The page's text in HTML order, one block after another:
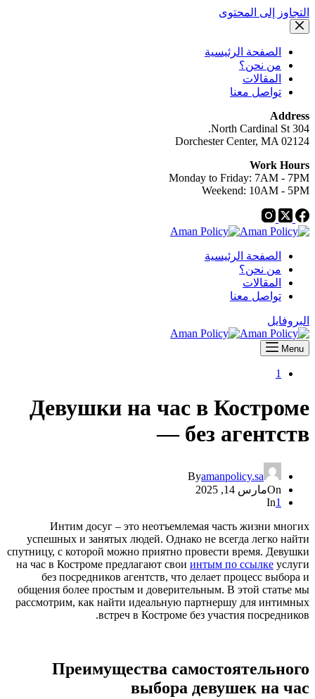
التجاوز إلى المحتوى
الصفحة الرئيسية
من نحن؟
المقالات
تواصل معنا
Address
304 North Cardinal St.
Dorchester Center, MA 02124
Work Hours
Monday to Friday: 7AM - 7PM
Weekend: 10AM - 5PM
الصفحة الرئيسية
من نحن؟
المقالات
تواصل معنا
البروفايل
Menu
1
Девушки на час в Костроме
— без агентств
Byamanpolicy.sa
Onمارس 14, 2025
In1
Интим досуг – это неотъемлемая часть жизни многих
успешных и занятых людей. Однако не всегда легко найти
спутницу, с которой можно приятно провести время. Девушки
на час в Костроме предлагают свои интым по ссылке услуги
без посредников агентств, что делает процесс выбора и
общения более простым и доверительным. В этой статье мы
рассмотрим, как найти идеальную партнершу для интимных
встреч в Костроме без участия посредников.
Преимущества самостоятельного
выбора девушек на час